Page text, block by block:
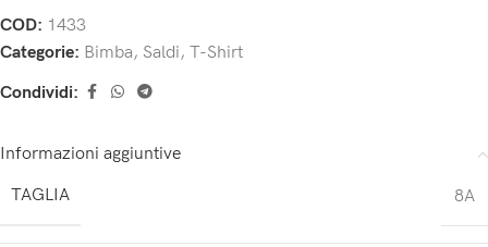
COD: 1433
Categorie: Bimba, Saldi, T-Shirt
Condividi:
Informazioni aggiuntive
TAGLIA
8A